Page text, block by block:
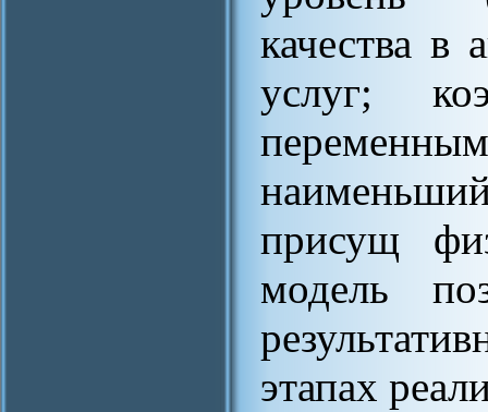
качества в
услуг;
присущ
модель
этапах